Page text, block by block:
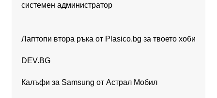
системен администратор
Лаптопи втора ръка от Plasico.bg за твоето хоби
DEV.BG
Калъфи за Samsung от Астрал Мобил